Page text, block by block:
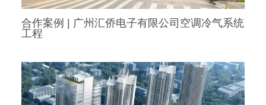
合作案例 | 广州汇侨电子有限公司空调冷气系统
工程